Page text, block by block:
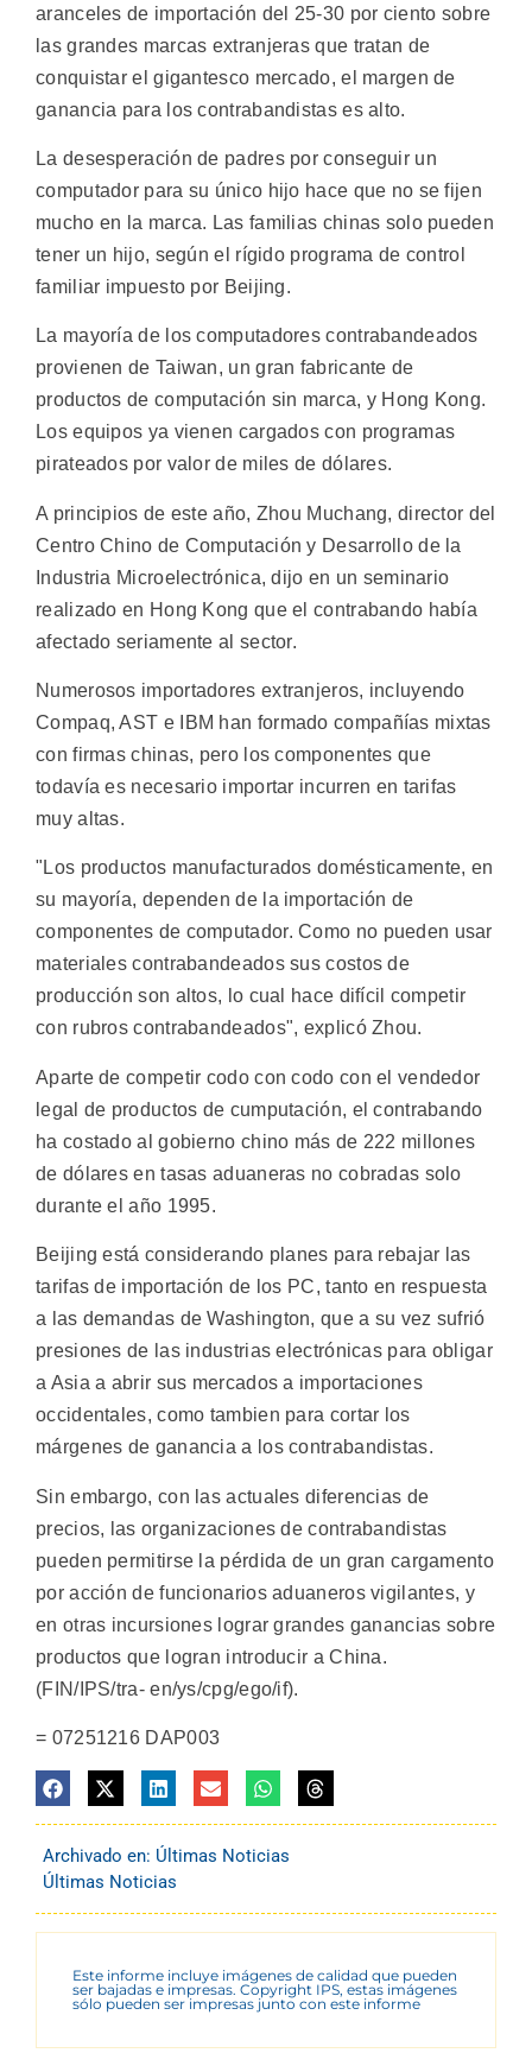
aranceles de importación del 25-30 por ciento sobre
las grandes marcas extranjeras que tratan de
conquistar el gigantesco mercado, el margen de
ganancia para los contrabandistas es alto.
La desesperación de padres por conseguir un
computador para su único hijo hace que no se fijen
mucho en la marca. Las familias chinas solo pueden
tener un hijo, según el rígido programa de control
familiar impuesto por Beijing.
La mayoría de los computadores contrabandeados
provienen de Taiwan, un gran fabricante de
productos de computación sin marca, y Hong Kong.
Los equipos ya vienen cargados con programas
pirateados por valor de miles de dólares.
A principios de este año, Zhou Muchang, director del
Centro Chino de Computación y Desarrollo de la
Industria Microelectrónica, dijo en un seminario
realizado en Hong Kong que el contrabando había
afectado seriamente al sector.
Numerosos importadores extranjeros, incluyendo
Compaq, AST e IBM han formado compañías mixtas
con firmas chinas, pero los componentes que
todavía es necesario importar incurren en tarifas
muy altas.
"Los productos manufacturados domésticamente, en
su mayoría, dependen de la importación de
componentes de computador. Como no pueden usar
materiales contrabandeados sus costos de
producción son altos, lo cual hace difícil competir
con rubros contrabandeados", explicó Zhou.
Aparte de competir codo con codo con el vendedor
legal de productos de cumputación, el contrabando
ha costado al gobierno chino más de 222 millones
de dólares en tasas aduaneras no cobradas solo
durante el año 1995.
Beijing está considerando planes para rebajar las
tarifas de importación de los PC, tanto en respuesta
a las demandas de Washington, que a su vez sufrió
presiones de las industrias electrónicas para obligar
a Asia a abrir sus mercados a importaciones
occidentales, como tambien para cortar los
márgenes de ganancia a los contrabandistas.
Sin embargo, con las actuales diferencias de
precios, las organizaciones de contrabandistas
pueden permitirse la pérdida de un gran cargamento
por acción de funcionarios aduaneros vigilantes, y
en otras incursiones lograr grandes ganancias sobre
productos que logran introducir a China.
(FIN/IPS/tra- en/ys/cpg/ego/if).
= 07251216 DAP003
Archivado en: Últimas Noticias
Últimas Noticias
Este informe incluye imágenes de calidad que pueden
ser bajadas e impresas. Copyright IPS, estas imágenes
sólo pueden ser impresas junto con este informe